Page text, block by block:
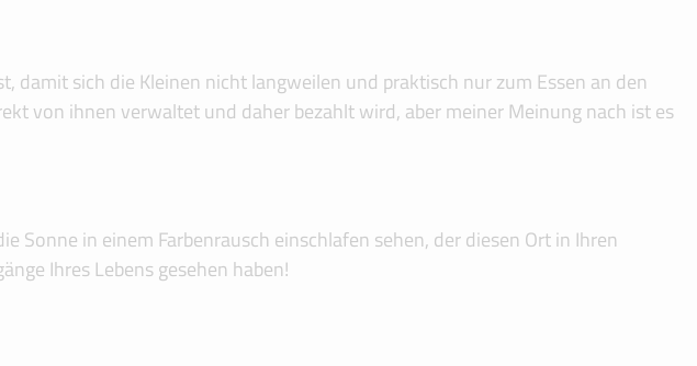
sich die Kleinen nicht langweilen und praktisch nur zum Essen an den
von ihnen verwaltet und daher bezahlt wird, aber meiner Meinung nach ist es
in einem Farbenrausch einschlafen sehen, der diesen Ort in Ihren
Ihres Lebens gesehen haben!